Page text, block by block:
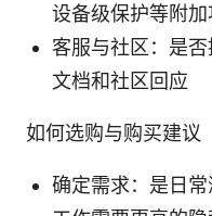
设备级保护等附
客服与社区：是
文档和社区回应
如何选购与购买建议
确定需求：是日